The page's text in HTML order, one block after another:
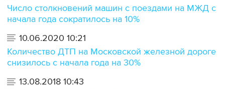
Число столкновений машин с поездами на МЖД с
начала года сократилось на 10%
10.06.2020 10:21
Количество ДТП на Московской железной дороге
снизилось с начала года на 30%
13.08.2018 10:43